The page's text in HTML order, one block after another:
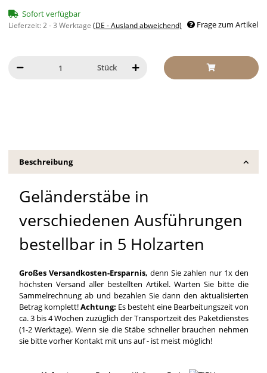
Sofort verfügbar
Lieferzeit:2 - 3 Werktage (DE - Ausland abweichend) Frage zum Artikel
Stück
Beschreibung
Geländerstäbe in
verschiedenen Ausführungen
bestellbar in 5 Holzarten
Großes Versandkosten-Ersparnis, denn Sie zahlen nur 1x den
höchsten Versand aller bestellten Artikel. Warten Sie bitte die
Sammelrechnung ab und bezahlen Sie dann den aktualisierten
Betrag komplett!Achtung: Es besteht eine Bearbeitungszeit von
ca. 3 bis 4 Wochen zuzüglich der Transportzeit des Paketdienstes
(1-2 Werktage). Wenn sie die Stäbe schneller brauchen nehmen
sie bitte vorher Kontakt mit uns auf - ist meist möglich!